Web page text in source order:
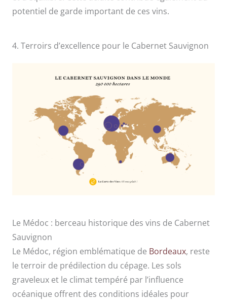
potentiel de garde important de ces vins.
4. Terroirs d’excellence pour le Cabernet Sauvignon
Le Médoc : berceau historique des vins de Cabernet
Sauvignon
Le Médoc, région emblématique de Bordeaux, reste
le terroir de prédilection du cépage. Les sols
graveleux et le climat tempéré par l’influence
océanique offrent des conditions idéales pour